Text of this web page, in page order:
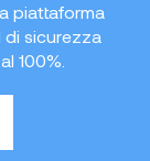
piattaforma
sicurezza
100%.